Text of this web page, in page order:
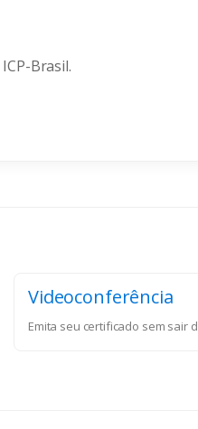
Brasil.
Videoconferência
Emita seu certificado sem sair